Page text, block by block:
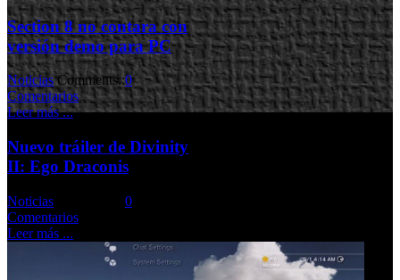
Section 8 no contara con
versión demo para PC
Noticias Comments::0
Comentarios
Leer más ...
Nuevo tráiler de Divinity
II: Ego Draconis
Noticias
0
Comentarios
Leer más ...